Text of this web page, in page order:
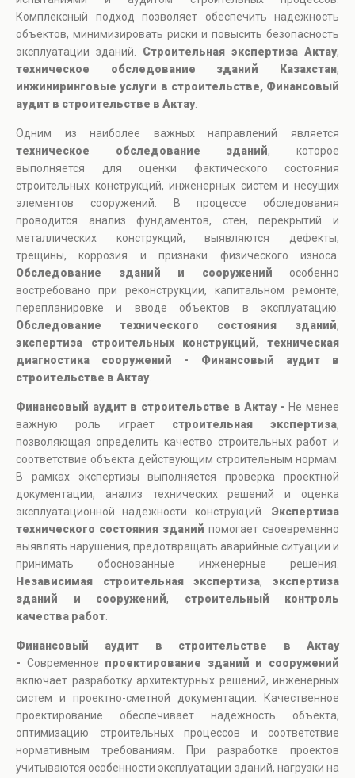
Комплексный подход позволяет обеспечить надежность
объектов, минимизировать риски и повысить безопасность
эксплуатации зданий. Строительная экспертиза Актау,
техническое обследование зданий Казахстан,
инжиниринговые услуги в строительстве, Финансовый
аудит в строительстве в Актау.
Одним из наиболее важных направлений является
техническое обследование зданий, которое
выполняется для оценки фактического состояния
строительных конструкций, инженерных систем и несущих
элементов сооружений. В процессе обследования
проводится анализ фундаментов, стен, перекрытий и
металлических конструкций, выявляются дефекты,
трещины, коррозия и признаки физического износа.
Обследование зданий и сооружений особенно
востребовано при реконструкции, капитальном ремонте,
перепланировке и вводе объектов в эксплуатацию.
Обследование технического состояния зданий,
экспертиза строительных конструкций,техническая
диагностика сооружений - Финансовый аудит в
строительстве в Актау.
Финансовый аудит в строительстве в Актау - Не менее
важную роль играет строительная экспертиза,
позволяющая определить качество строительных работ и
соответствие объекта действующим строительным нормам.
В рамках экспертизы выполняется проверка проектной
документации, анализ технических решений и оценка
эксплуатационной надежности конструкций. Экспертиза
технического состояния зданий помогает своевременно
выявлять нарушения, предотвращать аварийные ситуации и
принимать обоснованные инженерные решения.
Независимая строительная экспертиза,экспертиза
зданий и сооружений, строительный контроль
качества работ
Финансовый аудит в строительстве в Актау
- Современное проектирование зданий и сооружений
включает разработку архитектурных решений, инженерных
систем и проектно-сметной документации. Качественное
проектирование обеспечивает надежность объекта,
оптимизацию строительных процессов и соответствие
нормативным требованиям. При разработке проектов
учитываются особенности эксплуатации зданий, нагрузки на